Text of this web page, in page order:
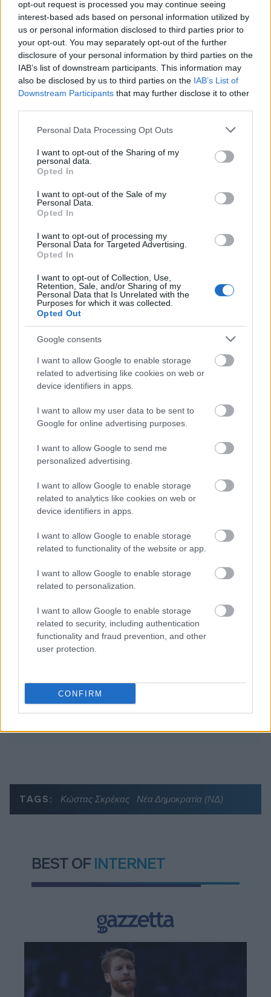
opt-out request is processed you may continue seeing
interest-based ads based on personal information utilized by
us or personal information disclosed to third parties prior to
your opt-out. You may separately opt-out of the further
disclosure of your personal information by third parties on the
IAB’s list of downstream participants. This information may
also be disclosed by us to third parties on the IAB’s List of
Downstream Participants that may further disclose it to other
Please note that this website/app uses one or more Google
not limited to your visit or usage behaviour. You may click to
grant or deny consent to Google and its third-party tags to
use your data for below specified purposes in below Google
consent section.
Personal Data Processing Opt Outs
I want to opt-out of the Sharing of my
personal data.
Opted In
I want to opt-out of the Sale of my
Personal Data.
Opted In
I want to opt-out of processing my
Personal Data for Targeted Advertising.
Opted In
I want to opt-out of Collection, Use,
Retention, Sale, and/or Sharing of my
Personal Data that Is Unrelated with the
Purposes for which it was collected.
Opted Out
Google consents
I want to allow Google to enable storage
related to advertising like cookies on web or
device identifiers in apps.
I want to allow my user data to be sent to
Google for online advertising purposes.
I want to allow Google to send me
personalized advertising.
I want to allow Google to enable storage
related to analytics like cookies on web or
device identifiers in apps.
I want to allow Google to enable storage
related to functionality of the website or app.
I want to allow Google to enable storage
related to personalization.
I want to allow Google to enable storage
related to security, including authentication
functionality and fraud prevention, and other
user protection.
CONFIRM
πρώτοι όλες τιςειδήσεις από την Ελλάδα και τον κόσμο.
Διαβάζονται αυτή τη στιγμή
Η χώρα που ζει το δημογραφικό μας μέλλον
προβλέπεται να χάσει το 30% του πληθυσμού
της μέχρι το 2070
Ακαθάριστα οικόπεδα: Τι γίνεται όταν ο
Η επίθεση στη Hugging Face σηματοδοτεί την
έναρξη μιας επικίνδυνης εποχής
TAGS: Κώστας Σκρέκας Νέα Δημοκρατία (ΝΔ)
BEST OF INTERNET